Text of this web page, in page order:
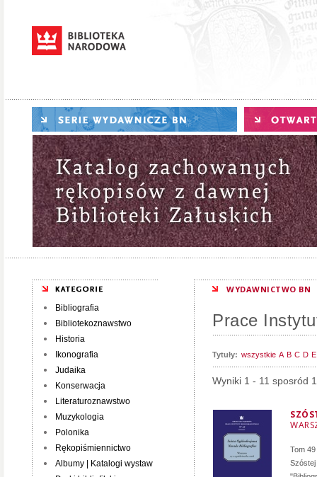
Bibliografia
Bibliotekoznawstwo
Historia
Ikonografia
Judaika
Konserwacja
Literaturoznawstwo
Muzykologia
Polonika
Rękopiśmiennictwo
Albumy | Katalogi wystaw
WYDAWNICTWO BN
Prace
Tytuły: wszystkie A B C D E
Wyniki 1 - 11 sposród
Tom
Szóstej